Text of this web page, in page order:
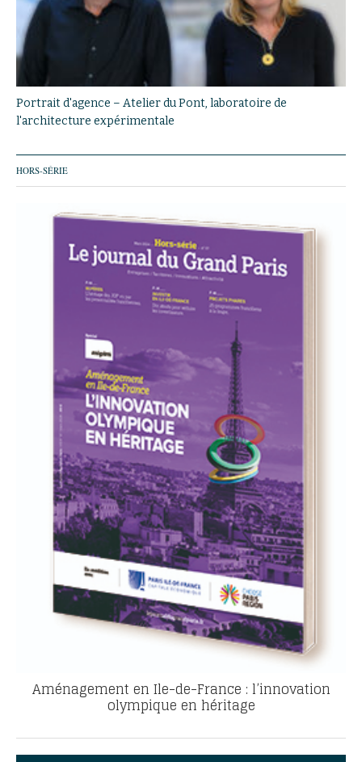
Portrait d'agence – Atelier du Pont, laboratoire de
l'architecture expérimentale
HORS-SÉRIE
Aménagement en Ile-de-France : l’innovation
olympique en héritage